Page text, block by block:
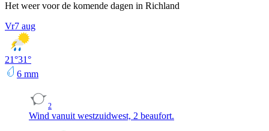
Het weer voor de komende dagen in Richland
Vr7 aug
21°31°
6 mm
2
Wind vanuit westzuidwest, 2 beaufort.